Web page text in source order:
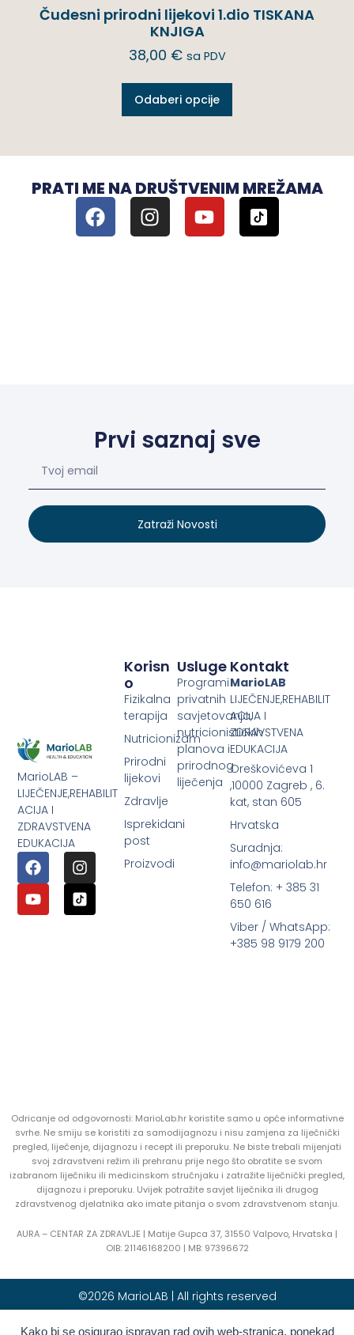
Kako bi se osigurao ispravan rad ovih web-stranica, ponekad
Čudesni prirodni lijekovi 1.dio TISKANA
KNJIGA
38,00 € sa PDV
Odaberi opcije
PRATI ME NA DRUŠTVENIM MREŽAMA
Prvi saznaj sve
Zatraži Novosti
MarioLAB –
LIJEČENJE,REHABILIT
ACIJA I
ZDRAVSTVENA
EDUKACIJA
Usluge
Programi
privatnih
savjetovanja,
nutricionističkih
planova i
prirodnog
liječenja
Korisn
O
Fizikalna
terapija
Nutricionizam
Prirodni
lijekovi
Zdravlje
Isprekidani
post
Proizvodi
Kontakt
MarioLAB
LIJEČENJE,REHABILIT
ACIJA I
ZDRAVSTVENA
EDUKACIJA
Oreškovićeva 1
,10000 Zagreb , 6.
kat, stan 605
Hrvatska
Suradnja:
info@mariolab.hr
Telefon: + 385 31
650 616
Viber / WhatsApp:
+385 98 9179 200
Odricanje od odgovornosti: MarioLab.hr koristite samo u opće informativne
svrhe. Ne smiju se koristiti za samodijagnozu i nisu zamjena za liječnički
pregled, liječenje, dijagnozu i recept ili preporuku. Ne biste trebali mijenjati
svoj zdravstveni režim ili prehranu prije nego što obratite se svom
izabranom liječniku ili medicinskom stručnjaku i zatražite liječnički pregled,
dijagnozu i preporuku. Uvijek potražite savjet liječnika ili drugog
zdravstvenog djelatnika ako imate pitanja o svom zdravstvenom stanju.
AURA – CENTAR ZA ZDRAVLJE | Matije Gupca 37, 31550 Valpovo, Hrvatska |
OIB: 21146168200 | MB: 97396672
©2026 MarioLAB | All rights reserved
Hrvatski English(Engleski)